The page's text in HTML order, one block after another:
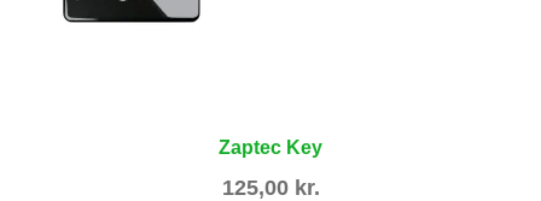
Zaptec Key
125,00 kr.